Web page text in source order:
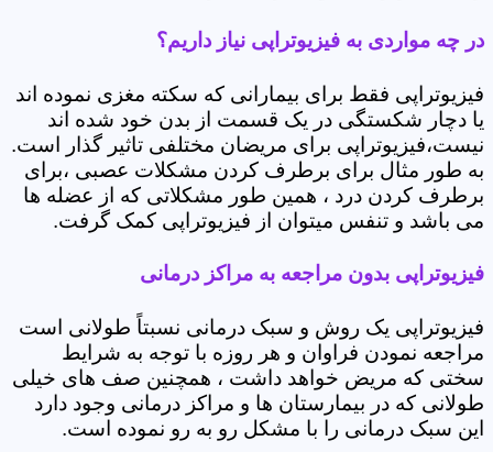
در چه مواردی به فیزیوتراپی نیاز داریم؟
فیزیوتراپی فقط برای بیمارانی که سکته مغزی نموده اند
یا دچار شکستگی در یک قسمت از بدن خود شده اند
نیست،فیزیوتراپی برای مریضان مختلفی تاثیر گذار است.
به طور مثال برای برطرف کردن مشکلات عصبی ،برای
برطرف کردن درد ، همین طور مشکلاتی که از عضله ها
می باشد و تنفس میتوان از فیزیوتراپی کمک گرفت.
فیزیوتراپی بدون مراجعه به مراکز درمانی
فیزیوتراپی یک روش و سبک درمانی نسبتاً طولانی است
مراجعه نمودن فراوان و هر روزه با توجه به شرایط
سختی که مریض خواهد داشت ، همچنین صف های خیلی
طولانی که در بیمارستان ها و مراکز درمانی وجود دارد
این سبک درمانی را با مشکل رو به رو نموده است.